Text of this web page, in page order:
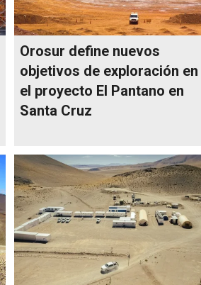
Orosur define nuevos
objetivos de exploración en
el proyecto El Pantano en
Santa Cruz